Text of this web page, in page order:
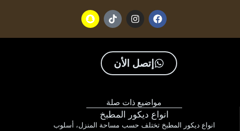
إتصل الأن
مواضيع ذات صلة
انواع ديكور المطبخ
انواع ديكور المطبخ تختلف حسب مساحة المنزل، أسلوب